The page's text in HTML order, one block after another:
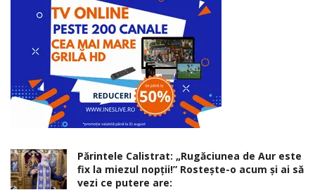
Părintele Calistrat: „Rugăciunea de Aur este
fix la miezul nopţii!” Rosteşte-o acum şi ai să
vezi ce putere are: